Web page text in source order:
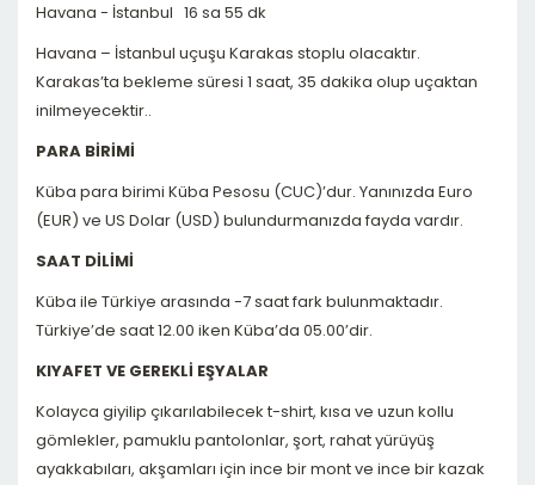
Havana - İstanbul 16 sa 55 dk
Havana – İstanbul uçuşu Karakas stoplu olacaktır.
Karakas’ta bekleme süresi 1 saat, 35 dakika olup uçaktan
inilmeyecektir..
PARA BİRİMİ
Küba para birimi Küba Pesosu (CUC)’dur. Yanınızda Euro
(EUR) ve US Dolar (USD) bulundurmanızda fayda vardır.
SAAT DİLİMİ
Küba ile Türkiye arasında -7 saat fark bulunmaktadır.
Türkiye’de saat 12.00 iken Küba’da 05.00’dir.
KIYAFET VE GEREKLİ EŞYALAR
Kolayca giyilip çıkarılabilecek t-shirt, kısa ve uzun kollu
gömlekler, pamuklu pantolonlar, şort, rahat yürüyüş
ayakkabıları, akşamları için ince bir mont ve ince bir kazak